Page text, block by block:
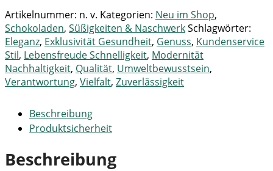
Artikelnummer: n. v. Kategorien: Neu im Shop,
Schokoladen, Süßigkeiten & NaschwerkSchlagwörter:
Eleganz, Exklusivität Gesundheit, Genuss, Kundenservice
Stil, Lebensfreude Schnelligkeit, Modernität
Nachhaltigkeit, Qualität, Umweltbewusstsein,
Verantwortung, Vielfalt, Zuverlässigkeit
Beschreibung
Produktsicherheit
Beschreibung